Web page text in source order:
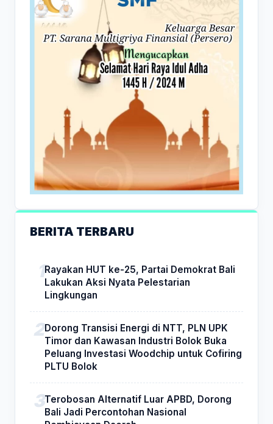
BERITA TERBARU
Rayakan HUT ke-25, Partai Demokrat Bali
Lakukan Aksi Nyata Pelestarian
Lingkungan
Dorong Transisi Energi di NTT, PLN UPK
Timor dan Kawasan Industri Bolok Buka
Peluang Investasi Woodchip untuk Cofiring
PLTU Bolok
Terobosan Alternatif Luar APBD, Dorong
Bali Jadi Percontohan Nasional